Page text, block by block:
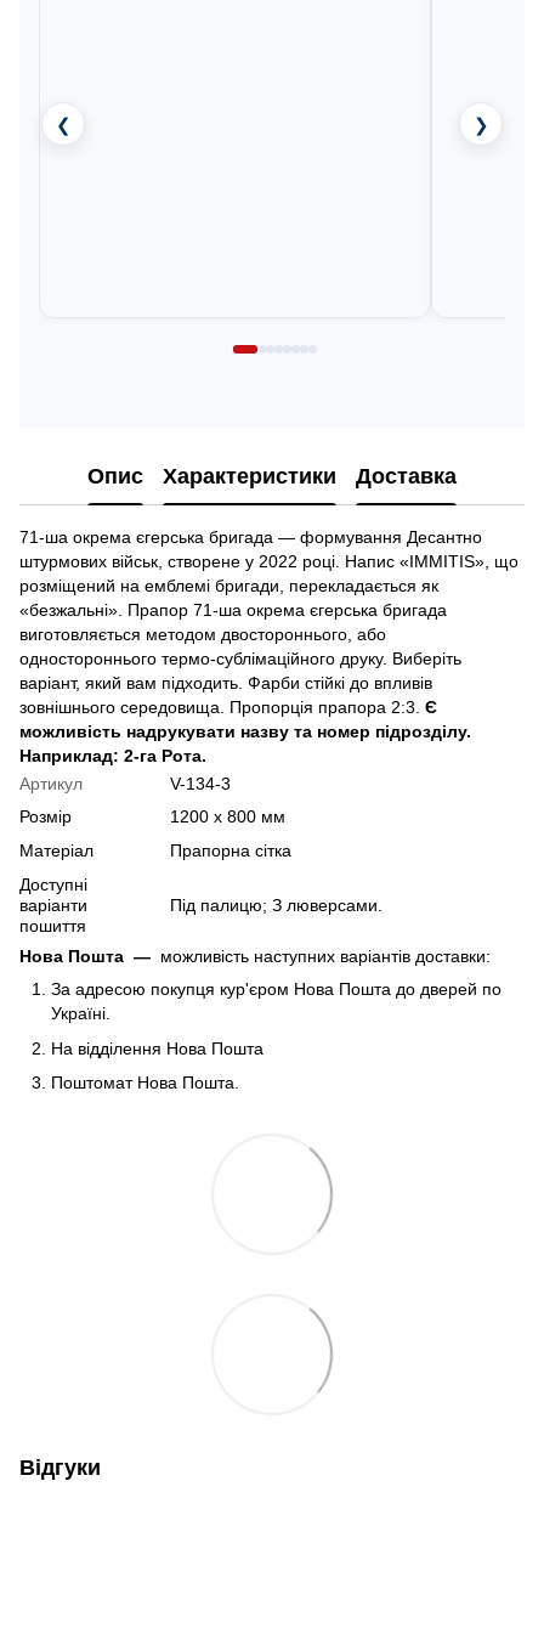
❮ ❯
Опис Характеристики Доставка
71-ша окрема єгерська бригада — формування Десантно
штурмових військ, створене у 2022 році. Напис «IMMITIS», що
розміщений на емблемі бригади, перекладається як
«безжальні». Прапор 71-ша окрема єгерська бригада
виготовляється методом двостороннього, або
одностороннього термо-сублімаційного друку. Виберіть
варіант, який вам підходить. Фарби стійкі до впливів
зовнішнього середовища. Пропорція прапора 2:3. Є
можливість надрукувати назву та номер підрозділу.
Наприклад: 2-га Рота.
Артикул
V-134-3
Розмір
1200 х 800 мм
Матеріал
Прапорна сітка
Доступні
варіанти
пошиття
Під палицю; З люверсами.
Нова Пошта — можливість наступних варіантів доставки:
За адресою покупця кур'єром Нова Пошта до дверей по
Україні.
На відділення Нова Пошта
Поштомат Нова Пошта.
Відгуки